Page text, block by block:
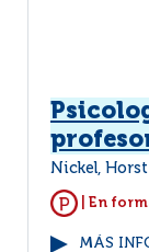
Nickel, Horst
| En
MÁS